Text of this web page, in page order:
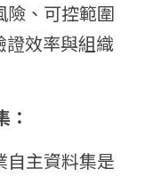
險、可控範圍
證效率與組織
自主資料集是